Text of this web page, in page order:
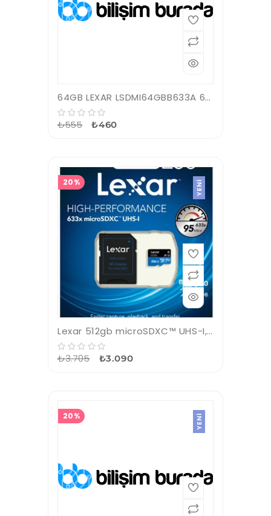
64GB LEXAR LSDMI64GBB633A 633X MICROSDXC HIGH-PERFORMANCE C10 A1 V30 U3 HAFIZA KARTI
₺555 ₺460
20% YENI
Lexar 512gb microSDXC™ UHS-I, SD adaptörlü, 100 MB-snye kadar okuma, 70 MB-snye kadar yazma
₺3.705 ₺3.090
20% YENI